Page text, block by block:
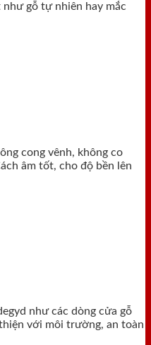
gỗ tự nhiên hay mắc
cong vênh, không co
âm tốt, cho độ bền lên
như các dòng cửa gỗ
với môi trường, an toàn